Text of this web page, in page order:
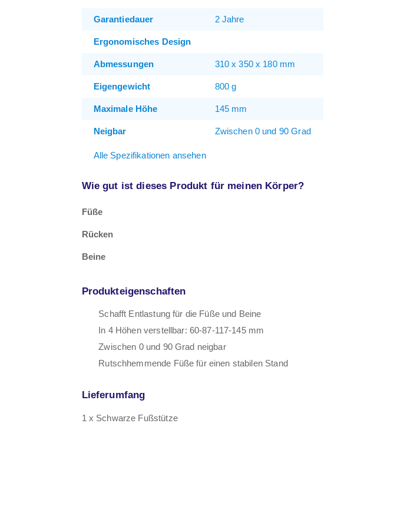
Garantiedauer 2 Jahre
Ergonomisches Design
Abmessungen 310 x 350 x 180 mm
Eigengewicht 800 g
Maximale Höhe 145 mm
Neigbar Zwischen 0 und 90 Grad
Alle Spezifikationen ansehen
Wie gut ist dieses Produkt für meinen Körper?
Füße
Rücken
Beine
Produkteigenschaften
Schafft Entlastung für die Füße und Beine
In 4 Höhen verstellbar: 60-87-117-145 mm
Zwischen 0 und 90 Grad neigbar
Rutschhemmende Füße für einen stabilen Stand
Lieferumfang
1 x Schwarze Fußstütze